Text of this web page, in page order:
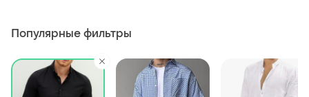
Популярные фильтры